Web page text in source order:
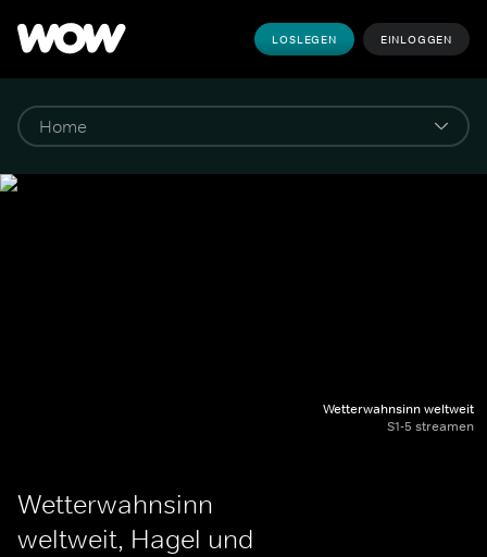
LOSLEGEN EINLOGGEN
Wetterwahnsinn weltweit
S1-5 streamen
Wetterwahnsinn
weltweit, Hagel und